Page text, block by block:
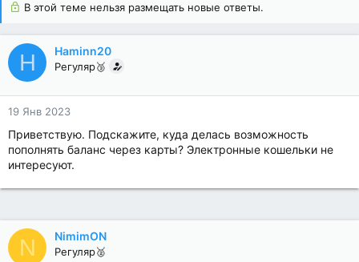
В этой теме нельзя размещать новые ответы.
H Haminn20
Регуляр🥉
19 Янв 2023
Приветствую. Подскажите, куда делась возможность
пополнять баланс через карты? Электронные кошельки не
интересуют.
N NimimON
Регуляр🥈